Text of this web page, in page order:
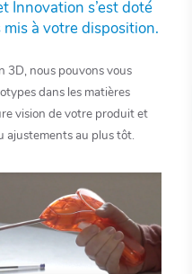
Innovation s’est doté
à votre disposition.
3D, nous pouvons vous
dans les matières
vision de votre produit et
ajustements au plus tôt.